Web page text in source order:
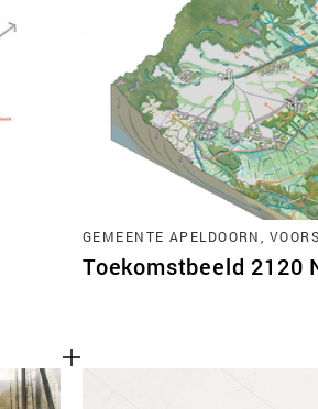
GEMEENTE APELDOORN,
Toekomstbeeld 2120